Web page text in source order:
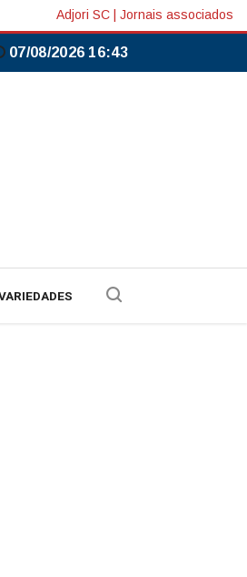
Adjori SC Jornais associados
07/08/2026 16:43